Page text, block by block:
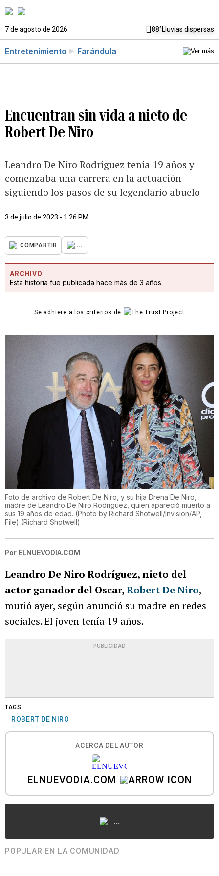
7 de agosto de 2026 88°Lluvias dispersas
Entretenimiento Farándula
Encuentran sin vida a nieto de
Robert De Niro
Leandro De Niro Rodríguez tenía 19 años y
comenzaba una carrera en la actuación
siguiendo los pasos de su legendario abuelo
3 de julio de 2023 - 1:26 PM
COMPARTIR ...
ARCHIVO
Esta historia fue publicada hace más de 3 años.
Se adhiere a los criterios de
Foto de archivo de Robert De Niro, y su hija Drena De Niro,
madre de Leandro De Niro Rodriguez, quien apareció muerto a
sus 19 años de edad. (Photo by Richard Shotwell/Invision/AP,
File) (Richard Shotwell)
Por ELNUEVODIA.COM
Leandro De Niro Rodríguez, nieto del
actor ganador del Oscar,Robert De Niro,
murió ayer, según anunció su madre en redes
sociales. El joven tenía 19 años.
PUBLICIDAD
TAGS
ROBERT DE NIRO
ACERCA DEL AUTOR
ELNUEVODIA.COM
...
POPULAR EN LA COMUNIDAD